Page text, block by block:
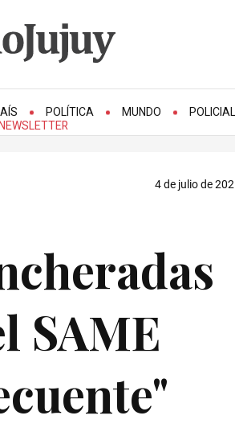
POLÍTICA MUNDO
4 de julio de
SAME